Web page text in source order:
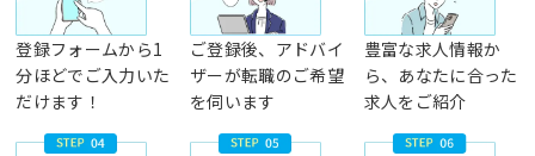
登録フォームから1
分ほどでご入力いた
だけます！
ご登録後、アドバイ
ザーが転職のご希望
を伺います
豊富な求人情報か
ら、あなたに合った
求人をご紹介